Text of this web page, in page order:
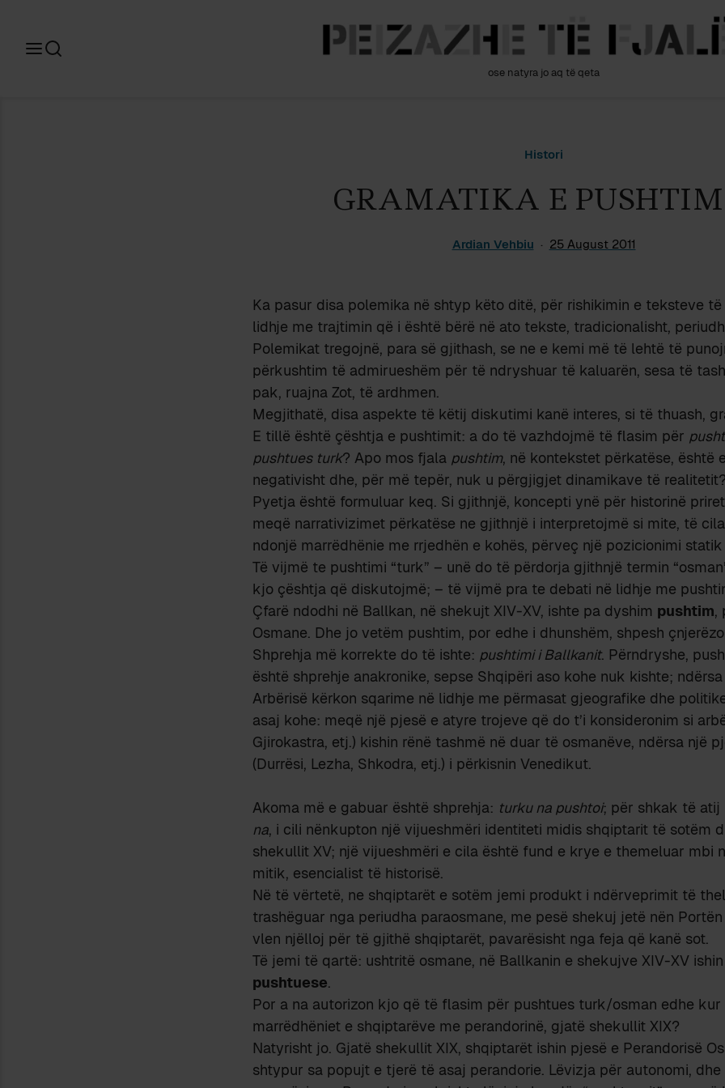
ose natyra jo aq të qeta
Histori
GRAMATIKA E
Ardian Vehbiu 25 August 2011
Ka pasur disa polemika në shtyp këto ditë, për rishikimin e teksteve të
lidhje me trajtimin që i është bërë në ato tekste, tradicionalisht,
Polemikat tregojnë, para së gjithash, se ne e kemi më të lehtë të
përkushtim të admirueshëm për të ndryshuar të kaluarën, sesa të
pak, ruajna Zot, të ardhmen.
Megjithatë, disa aspekte të këtij diskutimi kanë interes, si të thuash,
E tillë është çështja e pushtimit: a do të vazhdojmë të flasim për
pushtues turk? Apo mos fjala pushtim, në kontekstet përkatëse, është
negativisht dhe, për më tepër, nuk u përgjigjet dinamikave të
Pyetja është formuluar keq. Si gjithnjë, koncepti ynë për historinë
meqë narrativizimet përkatëse ne gjithnjë i interpretojmë si mite, të
ndonjë marrëdhënie me rrjedhën e kohës, përveç një pozicionimi
Të vijmë te pushtimi “turk” – unë do të përdorja gjithnjë termin
kjo çështja që diskutojmë; – të vijmë pra te debati në lidhje me
Çfarë ndodhi në Ballkan, në shekujt XIV-XV, ishte pa dyshim pushtim,
Osmane. Dhe jo vetëm pushtim, por edhe i dhunshëm, shpesh
Shprehja më korrekte do të ishte: pushtimi i Ballkanit. Përndryshe,
është shprehje anakronike, sepse Shqipëri aso kohe nuk kishte;
Arbërisë kërkon sqarime në lidhje me përmasat gjeografike dhe
asaj kohe: meqë një pjesë e atyre trojeve që do t’i konsideronim si
Gjirokastra, etj.) kishin rënë tashmë në duar të osmanëve, ndërsa një
(Durrësi, Lezha, Shkodra, etj.) i përkisnin Venedikut.
Akoma më e gabuar është shprehja: turku na pushtoi; për shkak të atij
na, i cili nënkupton një vijueshmëri identiteti midis shqiptarit të sotëm
shekullit XV; një vijueshmëri e cila është fund e krye e themeluar mbi
mitik, esencialist të historisë.
Në të vërtetë, ne shqiptarët e sotëm jemi produkt i ndërveprimit të
trashëguar nga periudha paraosmane, me pesë shekuj jetë nën
vlen njëlloj për të gjithë shqiptarët, pavarësisht nga feja që kanë sot.
Të jemi të qartë: ushtritë osmane, në Ballkanin e shekujve XIV-XV
pushtuese.
Por a na autorizon kjo që të flasim për pushtues turk/osman edhe
marrëdhëniet e shqiptarëve me perandorinë, gjatë shekullit XIX?
Natyrisht jo. Gjatë shekullit XIX, shqiptarët ishin pjesë e Perandorisë
shtypur sa popujt e tjerë të asaj perandorie. Lëvizja për autonomi,